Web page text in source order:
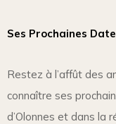
Ses Prochaines
Restez à l’affût des
connaître ses
d’Olonnes et dans la